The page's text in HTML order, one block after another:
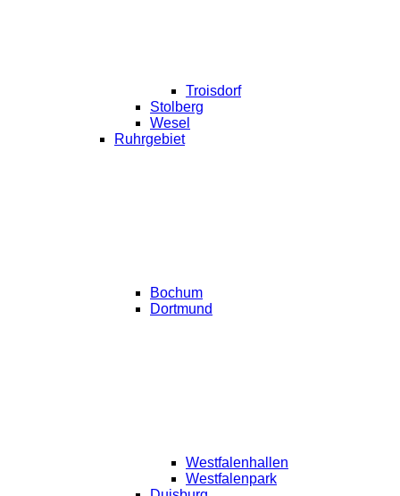
Troisdorf
Stolberg
Wesel
Ruhrgebiet
Bochum
Dortmund
Westfalenhallen
Westfalenpark